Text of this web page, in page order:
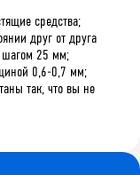
средства;
друг от друга
шагом 25 мм;
0,6-0,7 мм;
так, что вы не